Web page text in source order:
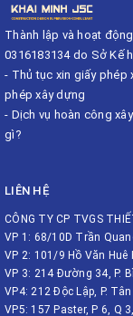
Thành lập và hoạt
0316183134 do Sở Kế
- Thủ tục xin giấy phép
phép xây dựng
- Dịch vụ hoàn công
gì?
LIÊN HỆ
CÔNG TY CP TVGS
VP 1: 68/10D Trần
VP 2: 101/9 Hồ Văn Huê
VP 3: 214 Đường 34, P.
VP4: 212 Độc Lập, P.
VP5: 157 Paster, P 6, Q